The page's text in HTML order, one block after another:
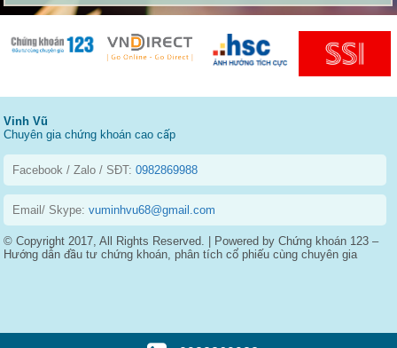
Vinh Vũ
Chuyên gia chứng khoán cao cấp
Facebook / Zalo / SĐT:0982869988
Email/ Skype:vuminhvu68@gmail.com
© Copyright 2017, All Rights Reserved. | Powered by Chứng khoán 123 –
Hướng dẫn đầu tư chứng khoán, phân tích cổ phiếu cùng chuyên gia